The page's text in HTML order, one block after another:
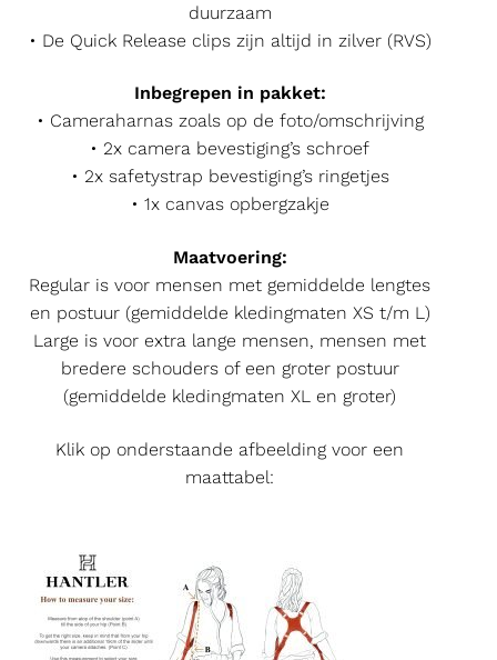
duurzaam
• De Quick Release clips zijn altijd in zilver (RVS)
Inbegrepen in pakket:
• Cameraharnas zoals op de foto/omschrijving
• 2x camera bevestiging’s schroef
• 2x safetystrap bevestiging’s ringetjes
• 1x canvas opbergzakje
Maatvoering:
Regular is voor mensen met gemiddelde lengtes
en postuur (gemiddelde kledingmaten XS t/m L)
Large is voor extra lange mensen, mensen met
bredere schouders of een groter postuur
(gemiddelde kledingmaten XL en groter)
Klik op onderstaande afbeelding voor een
maattabel: